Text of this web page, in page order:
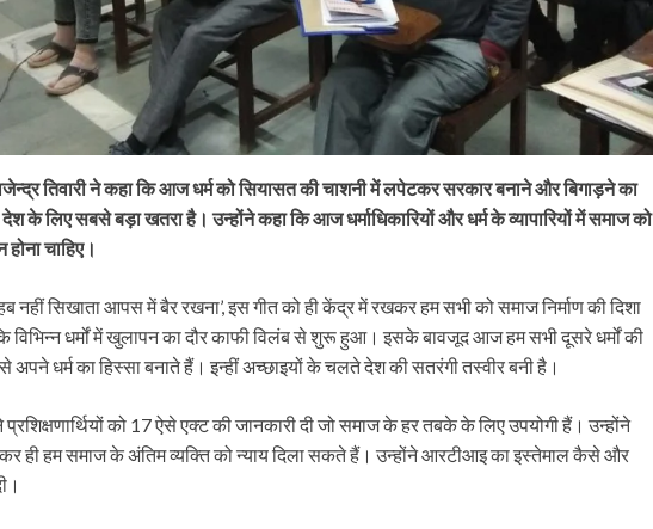
तिवारी ने कहा कि आज धर्म को सियासत की चाशनी में लपेटकर सरकार बनाने और बिगाड़ने का
के लिए सबसे बड़ा खतरा है। उन्होंने कहा कि आज धर्माधिकारियों और धर्म के व्यापारियों में समाज को
चाहिए।
सिखाता आपस में बैर रखना’, इस गीत को ही केंद्र में रखकर हम सभी को समाज निर्माण की दिशा
विभिन्न धर्मों में खुलापन का दौर काफी विलंब से शुरू हुआ। इसके बावजूद आज हम सभी दूसरे धर्मों की
धर्म का हिस्सा बनाते हैं। इन्हीं अच्छाइयों के चलते देश की सतरंगी तस्वीर बनी है।
को 17 ऐसे एक्ट की जानकारी दी जो समाज के हर तबके के लिए उपयोगी हैं। उन्होंने
ही हम समाज के अंतिम व्यक्ति को न्याय दिला सकते हैं। उन्होंने आरटीआइ का इस्तेमाल कैसे और